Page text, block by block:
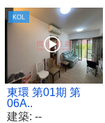
KOL
東環 第01期 第
06A..
建築: --